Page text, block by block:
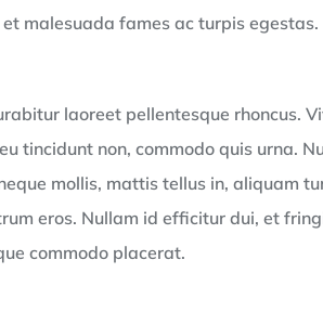
malesuada fames ac turpis
laoreet pellentesque rhoncus.
tincidunt non, commodo quis urna.
mollis, mattis tellus in, aliquam
eros. Nullam id efficitur dui, et
commodo placerat.